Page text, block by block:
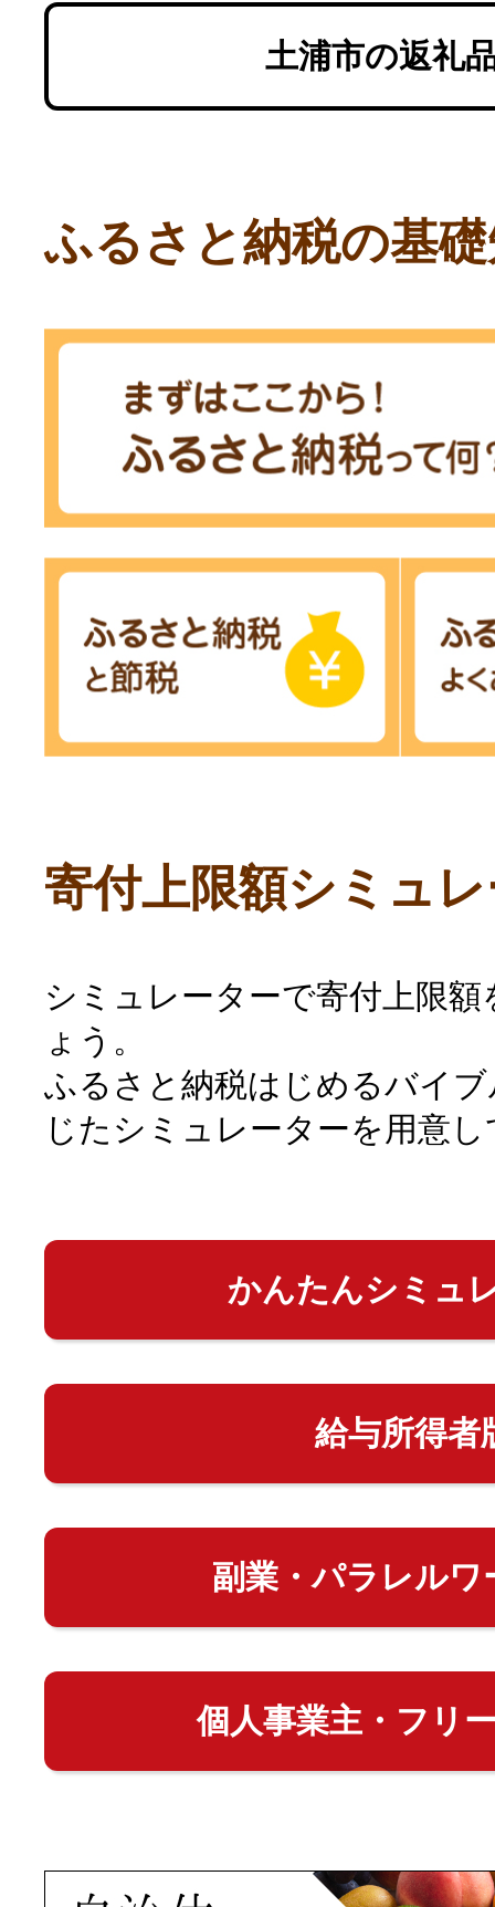
土浦市の返礼
ふるさと納税の基
寄付上限額シミュ
シミュレーターで寄付上限
ょう。
ふるさと納税はじめるバイ
じたシミュレーターを用意
かんたんシミュ
給与所得者
副業・パラレルワ
個人事業主・フリ